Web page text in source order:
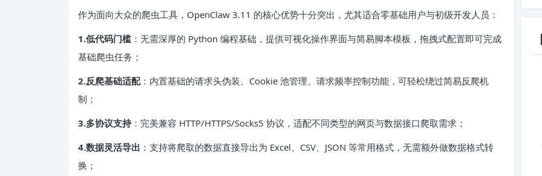
作为面向大众的爬虫工具，OpenClaw 3.11 的核心优势十分突出，尤其适合零基础用户与初级开发人员：
1.低代码门槛：无需深厚的 Python 编程基础，提供可视化操作界面与简易脚本模板，拖拽式配置即可完成
基础爬虫任务；
2.反爬基础适配：内置基础的请求头伪装、Cookie 池管理、请求频率控制功能，可轻松绕过简易反爬机
制；
3.多协议支持：完美兼容 HTTP/HTTPS/Socks5 协议，适配不同类型的网页与数据接口爬取需求；
4.数据灵活导出 ：支持将爬取的数据直接导出为 Excel、CSV、JSON 等常用格式，无需额外做数据格式转
换；